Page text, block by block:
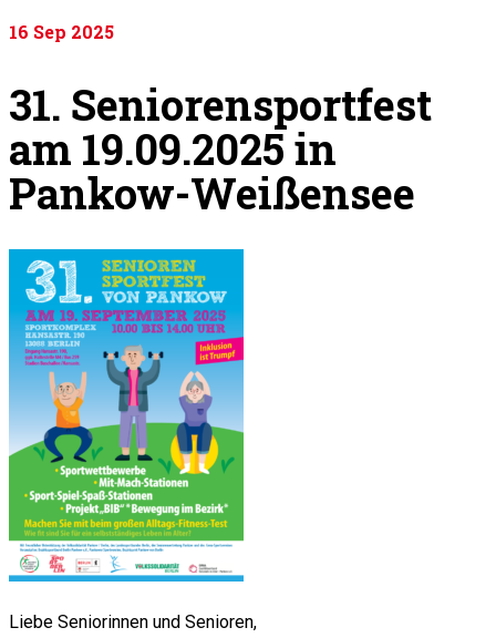
16 Sep 2025
31. Seniorensportfest
am 19.09.2025 in
Pankow-Weißensee
Liebe Seniorinnen und Senioren,